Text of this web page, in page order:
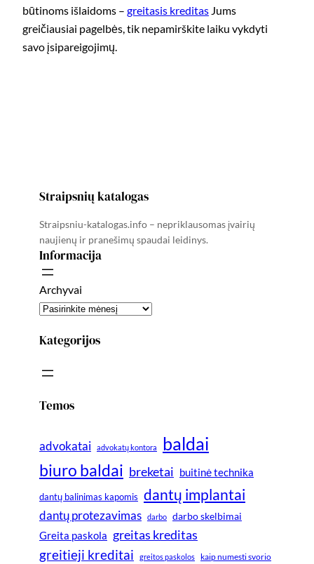
būtinoms išlaidoms – greitasis kreditas Jums
greičiausiai pagelbės, tik nepamirškite laiku vykdyti
savo įsipareigojimų.
Straipsnių katalogas
Straipsniu-katalogas.info – nepriklausomas įvairių
naujienų ir pranešimų spaudai leidinys.
Informacija
Archyvai
Kategorijos
Temos
advokatai advokatų kontora baldai
biuro baldai breketai buitinė technika
dantų balinimas kapomis dantų implantai
dantų protezavimas darbo darbo skelbimai
Greita paskola greitas kreditas
greitieji kreditai greitos paskolos kaip numesti svorio